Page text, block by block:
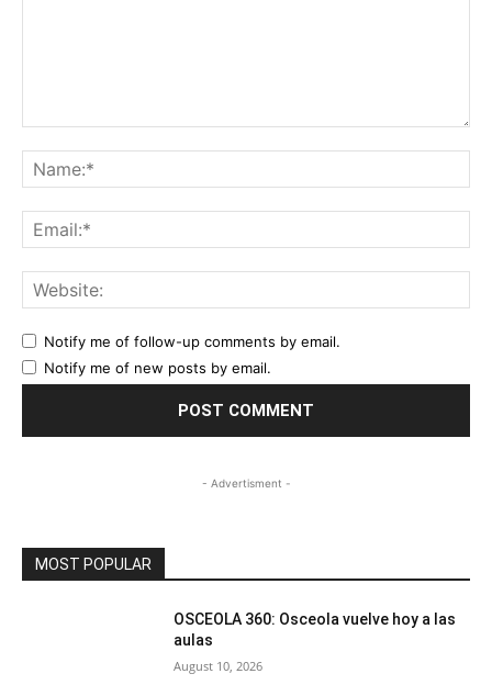
Notify me of follow-up comments by email.
Notify me of new posts by email.
- Advertisment -
MOST POPULAR
OSCEOLA 360: Osceola vuelve hoy a las
aulas
August 10, 2026